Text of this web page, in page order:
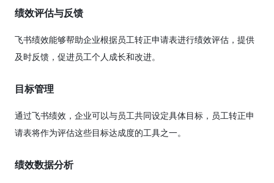
绩效评估与反馈
飞书绩效能够帮助企业根据员工转正申请表进行绩效评估，提供
及时反馈，促进员工个人成长和改进。
目标管理
通过飞书绩效，企业可以与员工共同设定具体目标，员工转正申
请表将作为评估这些目标达成度的工具之一。
绩效数据分析